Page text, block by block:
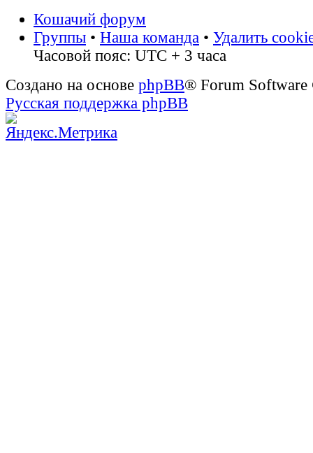
Кошачий форум
Группы • Наша команда • Удалить
Часовой пояс: UTC + 3 часа
Создано на основе phpBB® Forum
Русская поддержка phpBB